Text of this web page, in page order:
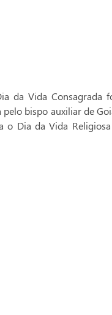
da Vida Consagrada
bispo auxiliar de
o Dia da Vida